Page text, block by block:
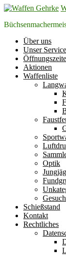
Zum
springen
Über uns
Unser Service
Aktionen
Waffenliste
Optik
Schießstand
Kontakt
Rechtliches